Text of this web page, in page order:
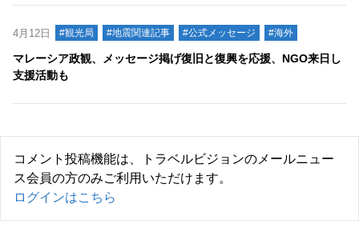
4月12日 #観光局 #地震関連記事 #公式メッセージ #海外
マレーシア政観、メッセージ掲げ復旧と復興を応援、NGO来日し
支援活動も
コメント投稿機能は、トラベルビジョンのメールニュー
ス会員の方のみご利用いただけます。
ログインはこちら